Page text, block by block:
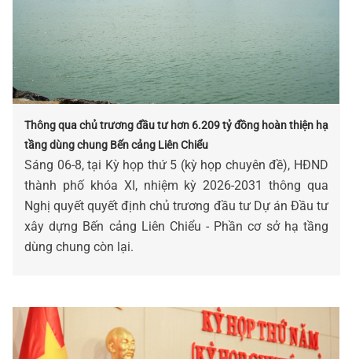
Thông qua chủ trương đầu tư hơn 6.209 tỷ đồng hoàn thiện hạ
tầng dùng chung Bến cảng Liên Chiểu
Sáng 06-8, tại Kỳ họp thứ 5 (kỳ họp chuyên đề), HĐND
thành phố khóa XI, nhiệm kỳ 2026-2031 thông qua
Nghị quyết quyết định chủ trương đầu tư Dự án Đầu tư
xây dựng Bến cảng Liên Chiểu - Phần cơ sở hạ tầng
dùng chung còn lại.